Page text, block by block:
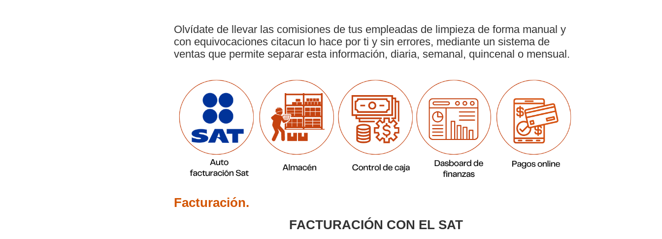
Olvídate de llevar las comisiones de tus empleadas de limpieza de forma manual y
con equivocaciones citacun lo hace por ti y sin errores, mediante un sistema de
ventas que permite separar esta información, diaria, semanal, quincenal o mensual.
Facturación.
FACTURACIÓN CON EL SAT